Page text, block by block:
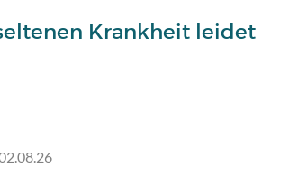
Krankheit leidet